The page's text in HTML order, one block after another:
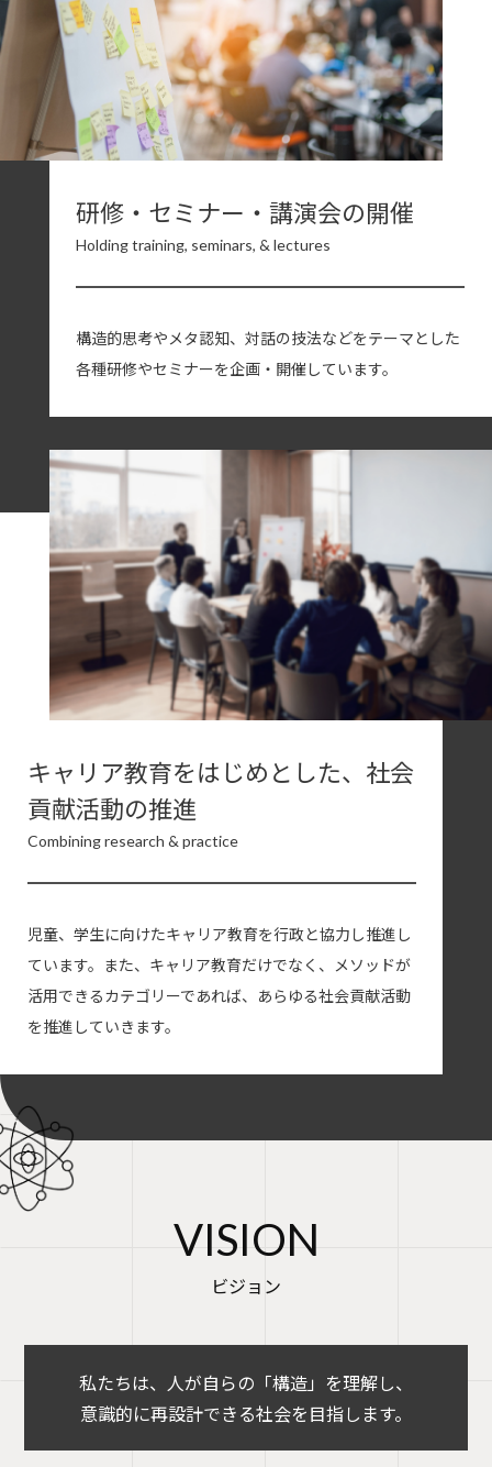
研修・セミナー・講演会の開催
Holding training, seminars, & lectures
構造的思考やメタ認知、対話の技法などをテーマとした
各種研修やセミナーを企画・開催しています。
キャリア教育をはじめとした、 社会
貢献活動の推進
Combining research & practice
児童、学生に向けたキャリア教育を行政と協力し推進し
ています。また、キャリア教育だけでなく、メソッドが
活用できるカテゴリーであれば、あらゆる社会貢献活動
を推進していきます。
VISION
ビジョン
私たちは、人が自らの「構造」を理解し、
意識的に再設計できる社会を目指します。